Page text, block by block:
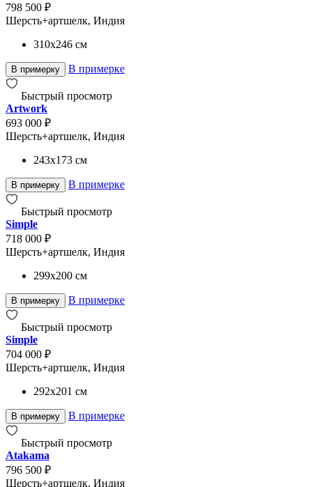
798 500 ₽
Шерсть+артшелк, Индия
310x246 см
В примерку В примерке
Быстрый просмотр
Artwork
693 000 ₽
Шерсть+артшелк, Индия
243x173 см
В примерку В примерке
Быстрый просмотр
Simple
718 000 ₽
Шерсть+артшелк, Индия
299x200 см
В примерку В примерке
Быстрый просмотр
Simple
704 000 ₽
Шерсть+артшелк, Индия
292x201 см
В примерку В примерке
Быстрый просмотр
Atakama
796 500 ₽
Шерсть+артшелк, Индия